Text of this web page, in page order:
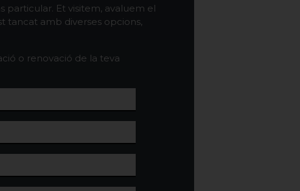
particular. Et visitem, avaluem el
tancat amb diverses opcions,
o renovació de la teva